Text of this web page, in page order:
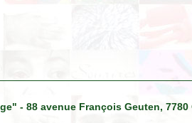
- 88 avenue François Geuten,